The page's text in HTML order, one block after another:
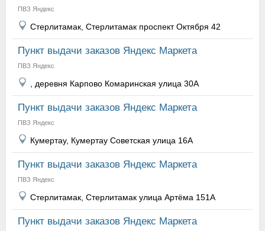
ПВЗ Яндекс
Стерлитамак, Стерлитамак проспект Октября 42
Пункт выдачи заказов Яндекс Маркета
ПВЗ Яндекс
, деревня Карпово Комаринская улица 30А
Пункт выдачи заказов Яндекс Маркета
ПВЗ Яндекс
Кумертау, Кумертау Советская улица 16А
Пункт выдачи заказов Яндекс Маркета
ПВЗ Яндекс
Стерлитамак, Стерлитамак улица Артёма 151А
Пункт выдачи заказов Яндекс Маркета